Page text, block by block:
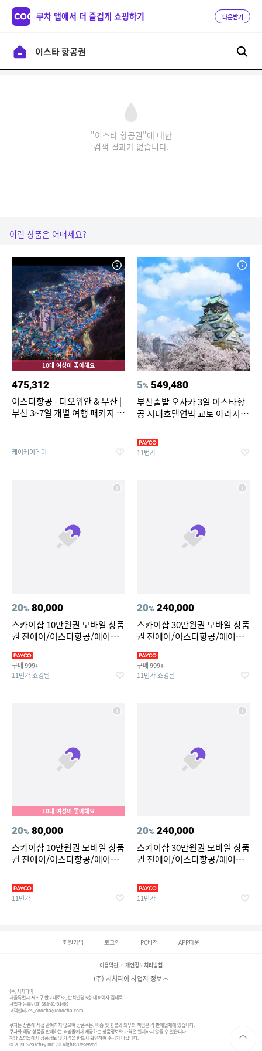
쿠차 앱에서 더 즐겁게 쇼핑하기 다운받기
"이스타 항공권"에 대한
검색 결과가 없습니다.
이런 상품은 어떠세요?
10대 여성이 좋아해요
475,312
이스타항공 - 타오위안 & 부산 |
부산 3~7일 개별 여행 패키지 -
케이케이데이
5% 549,480
부산출발 오사카 3일 이스타항
공 시내호텔연박 교토 아라시야
11번가
20% 80,000
스카이샵 10만원권 모바일 상품
권 진에어/이스타항공/에어프
구매 999+
11번가 쇼킹딜
20% 240,000
스카이샵 30만원권 모바일 상품
권 진에어/이스타항공/에어프
구매 999+
11번가 쇼킹딜
10대 여성이 좋아해요
20% 80,000
스카이샵 10만원권 모바일 상품
권 진에어/이스타항공/에어프
11번가
20% 240,000
스카이샵 30만원권 모바일 상품
권 진에어/이스타항공/에어프
11번가
회원가입 로그인 PC버전 APP다운
이용약관 개인정보처리방침
(주) 서치파이 사업자 정보
(주)서치파이
서울특별시 서초구 반포대로88, 반석빌딩 5층 대표이사 김태묵
사업자 등록번호: 388-81-01489
고객센터:cs_coocha@coocha.com
쿠차는 상품에 직접 관여하지 않으며 상품주문, 배송 및 환불의 의무와 책임은 각 판매업체에 있습니다.
쿠차와 해당 상품을 판매하는 쇼핑몰에서 제공하는 상품정보와 가격은 일치하지 않을 수 있습니다.
해당 쇼핑몰에서 상품정보 및 가격을 반드시 확인하여 주시기 바랍니다.
© 2020. SearchFy Inc. All Rights Reserved.